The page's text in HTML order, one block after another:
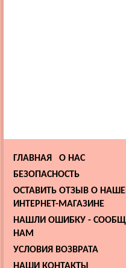
ГЛАВНАЯ
О НАС
БЕЗОПАСНОСТЬ
ОСТАВИТЬ ОТЗЫВ О
ИНТЕРНЕТ-МАГАЗИНЕ
НАШЛИ ОШИБКУ -
НАМ
УСЛОВИЯ ВОЗВРАТА